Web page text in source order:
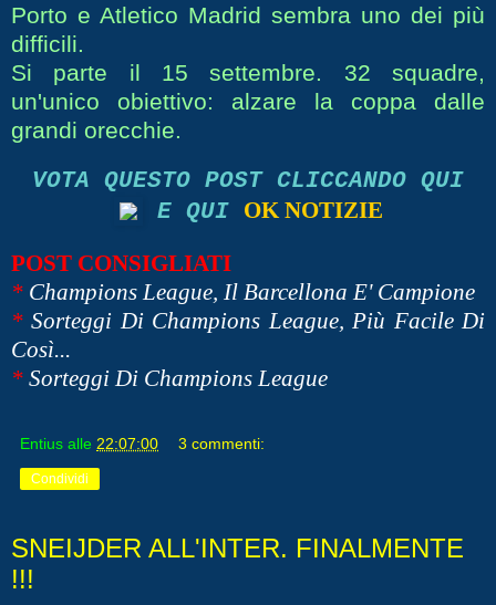
Porto e Atletico Madrid sembra uno dei più
difficili.
Si parte il 15 settembre. 32 squadre,
un'unico obiettivo: alzare la coppa dalle
grandi orecchie.
VOTA QUESTO POST CLICCANDO QUI
E QUI
OK NOTIZIE
POST CONSIGLIATI
* Champions League, Il Barcellona E' Campione
*Sorteggi Di Champions League, Più Facile Di
Così...
* Sorteggi Di Champions League
Entius alle 22:07:00 3 commenti:
Condividi
SNEIJDER ALL'INTER. FINALMENTE
!!!